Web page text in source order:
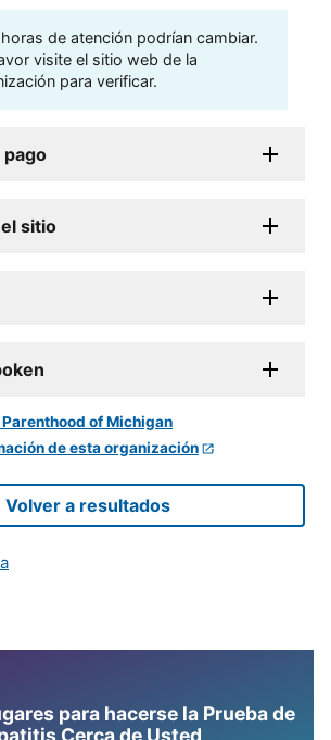
de atención podrían cambiar.
visite el sitio web de la
para verificar.
pago
sitio
de esta organización
Volver a resultados
para hacerse la Prueba de
Cerca de Usted